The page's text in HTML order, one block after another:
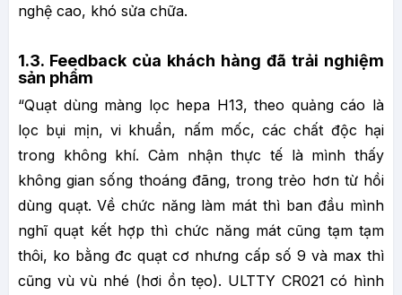
nghệ cao, khó sửa chữa.
1.3. Feedback của khách hàng đã trải nghiệm
sản phẩm
“Quạt dùng màng lọc hepa H13, theo quảng cáo là
lọc bụi mịn, vi khuẩn, nấm mốc, các chất độc hại
trong không khí. Cảm nhận thực tế là mình thấy
không gian sống thoáng đãng, trong trẻo hơn từ hồi
dùng quạt. Về chức năng làm mát thì ban đầu mình
nghĩ quạt kết hợp thì chức năng mát cũng tạm tạm
thôi, ko bằng đc quạt cơ nhưng cấp số 9 và max thì
cũng vù vù nhé (hơi ồn tẹo). ULTTY CR021 có hình